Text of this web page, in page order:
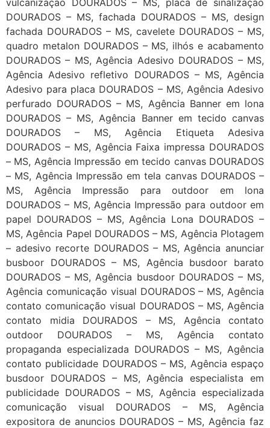
DOURADOS – MS, fachada DOURADOS – MS, design
fachada DOURADOS – MS, cavelete DOURADOS – MS,
quadro metalon DOURADOS – MS, ilhós e acabamento
DOURADOS – MS, Agência Adesivo DOURADOS – MS,
Agência Adesivo refletivo DOURADOS – MS, Agência
Adesivo para placa DOURADOS – MS, Agência Adesivo
perfurado DOURADOS – MS, Agência Banner em lona
DOURADOS – MS, Agência Banner em tecido canvas
DOURADOS – MS, Agência Etiqueta Adesiva
DOURADOS – MS, Agência Faixa impressa DOURADOS
– MS, Agência Impressão em tecido canvas DOURADOS
– MS, Agência Impressão em tela canvas DOURADOS –
MS, Agência Impressão para outdoor em lona
DOURADOS – MS, Agência Impressão para outdoor em
papel DOURADOS – MS, Agência Lona DOURADOS –
MS, Agência Papel DOURADOS – MS, Agência Plotagem
– adesivo recorte DOURADOS – MS, Agência anunciar
busboor DOURADOS – MS, Agência busdoor barato
DOURADOS – MS, Agência busdoor DOURADOS – MS,
Agência comunicação visual DOURADOS – MS, Agência
contato comunicação visual DOURADOS – MS, Agência
contato midia DOURADOS – MS, Agência contato
outdoor DOURADOS – MS, Agência contato
propaganda especializada DOURADOS – MS, Agência
contato publicidade DOURADOS – MS, Agência espaço
busdoor DOURADOS – MS, Agência especialista em
publicidade DOURADOS – MS, Agência especializada
comunicação visual DOURADOS – MS, Agência
expositora de anuncios DOURADOS – MS, Agência faz